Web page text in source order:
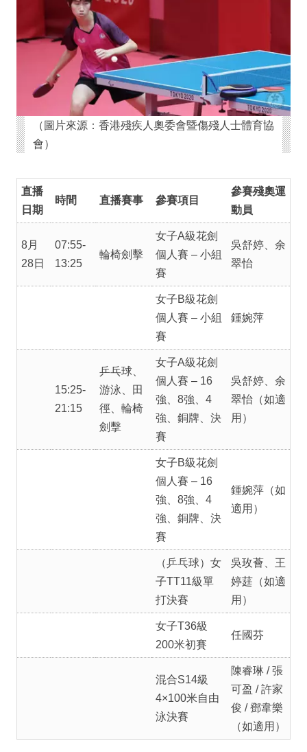
（圖片來源：香港殘疾人奧委會暨傷殘人士體育協
會）
直播
日期
時間 直播賽事 參賽項目
參賽殘奧運
動員
8月
28日
07:55-
13:25
輪椅劍擊
女子A級花劍
個人賽 – 小組
賽
吳舒婷、余
翠怡
女子B級花劍
個人賽 – 小組
賽
鍾婉萍
15:25-
21:15
乒乓球、
游泳、田
徑、輪椅
劍擊
女子A級花劍
個人賽 – 16
強、8強、4
強、銅牌、決
賽
吳舒婷、余
翠怡（如適
用）
女子B級花劍
個人賽 – 16
強、8強、4
強、銅牌、決
賽
鍾婉萍（如
適用）
（乒乓球）女
子TT11級單
打決賽
吳玫薈、王
婷莛（如適
用）
女子T36級
200米初賽
任國芬
混合S14級
4×100米自由
泳決賽
陳睿琳 / 張
可盈 / 許家
俊 / 鄧韋樂
（如適用）